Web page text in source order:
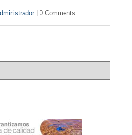
0 Comments